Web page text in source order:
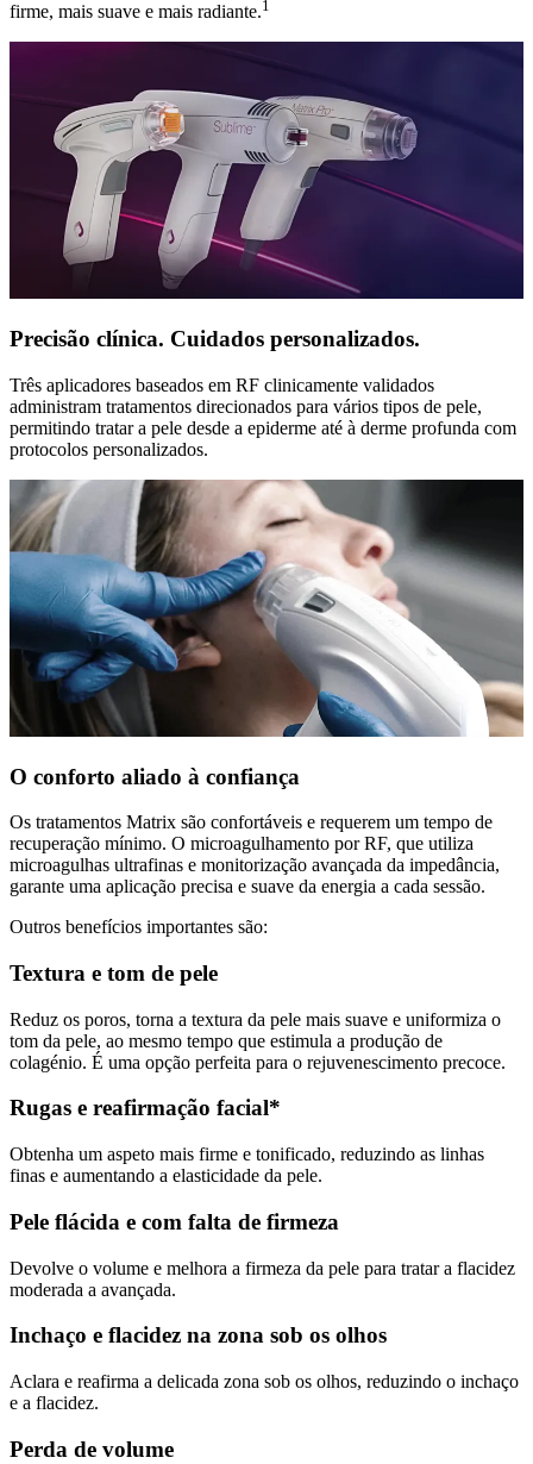
firme, mais suave e mais radiante.1
Precisão clínica. Cuidados personalizados.
Três aplicadores baseados em RF clinicamente validados
administram tratamentos direcionados para vários tipos de pele,
permitindo tratar a pele desde a epiderme até à derme profunda com
protocolos personalizados.
O conforto aliado à confiança
Os tratamentos Matrix são confortáveis e requerem um tempo de
recuperação mínimo. O microagulhamento por RF, que utiliza
microagulhas ultrafinas e monitorização avançada da impedância,
garante uma aplicação precisa e suave da energia a cada sessão.
Outros benefícios importantes são:
Textura e tom de pele
Reduz os poros, torna a textura da pele mais suave e uniformiza o
tom da pele, ao mesmo tempo que estimula a produção de
colagénio. É uma opção perfeita para o rejuvenescimento precoce.
Rugas e reafirmação facial*
Obtenha um aspeto mais firme e tonificado, reduzindo as linhas
finas e aumentando a elasticidade da pele.
Pele flácida e com falta de firmeza
Devolve o volume e melhora a firmeza da pele para tratar a flacidez
moderada a avançada.
Inchaço e flacidez na zona sob os olhos
Aclara e reafirma a delicada zona sob os olhos, reduzindo o inchaço
e a flacidez.
Perda de volume